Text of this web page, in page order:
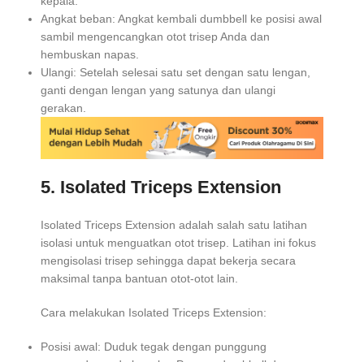
Angkat beban: Angkat kembali dumbbell ke posisi awal
sambil mengencangkan otot trisep Anda dan
hembuskan napas.
Ulangi: Setelah selesai satu set dengan satu lengan,
ganti dengan lengan yang satunya dan ulangi
gerakan.
5. Isolated Triceps Extension
Isolated Triceps Extension adalah salah satu latihan
isolasi untuk menguatkan otot trisep. Latihan ini fokus
mengisolasi trisep sehingga dapat bekerja secara
maksimal tanpa bantuan otot-otot lain.
Cara melakukan Isolated Triceps Extension:
Posisi awal: Duduk tegak dengan punggung